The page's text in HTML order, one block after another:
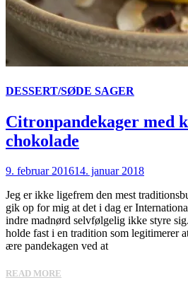
DESSERT/SØDE SAGER
Citronpandekager med
chokolade
9. februar 201614. januar 2018
Jeg er ikke ligefrem den mest
gik op for mig at det i dag er
indre madnørd selvfølgelig ikke styre
holde fast i en tradition som legitimerer
ære pandekagen ved at
READ MORE